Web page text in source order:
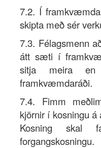
7.2. Í
skipta með sér
7.3. Félagsmenn
átt sæti í
sitja meira
framkvæmdaráði.
7.4. Fimm
kjörnir í kosningu
Kosning skal
forgangskosningu.